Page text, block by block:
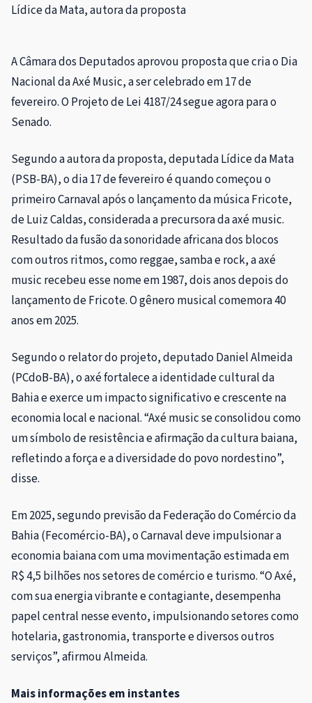
Lídice da Mata, autora da proposta
A Câmara dos Deputados aprovou proposta que cria o Dia
Nacional da Axé Music, a ser celebrado em 17 de
fevereiro. O Projeto de Lei 4187/24 segue agora para o
Senado.
Segundo a autora da proposta, deputada Lídice da Mata
(PSB-BA), o dia 17 de fevereiro é quando começou o
primeiro Carnaval após o lançamento da música Fricote,
de Luiz Caldas, considerada a precursora da axé music.
Resultado da fusão da sonoridade africana dos blocos
com outros ritmos, como reggae, samba e rock, a axé
music recebeu esse nome em 1987, dois anos depois do
lançamento de Fricote. O gênero musical comemora 40
anos em 2025.
Segundo o relator do projeto, deputado Daniel Almeida
(PCdoB-BA), o axé fortalece a identidade cultural da
Bahia e exerce um impacto significativo e crescente na
economia local e nacional. “Axé music se consolidou como
um símbolo de resistência e afirmação da cultura baiana,
refletindo a força e a diversidade do povo nordestino”,
disse.
Em 2025, segundo previsão da Federação do Comércio da
Bahia (Fecomércio-BA), o Carnaval deve impulsionar a
economia baiana com uma movimentação estimada em
R$ 4,5 bilhões nos setores de comércio e turismo. “O Axé,
com sua energia vibrante e contagiante, desempenha
papel central nesse evento, impulsionando setores como
hotelaria, gastronomia, transporte e diversos outros
serviços”, afirmou Almeida.
Mais informações em instantes